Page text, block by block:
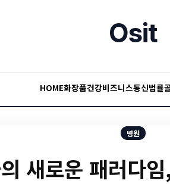
Osit
HOME화장품건강비즈니스통신법률
병원
새로운 패러다